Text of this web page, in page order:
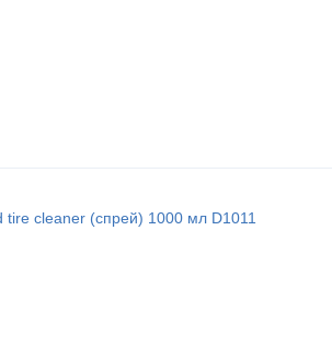
tire cleaner (спрей) 1000 мл D1011